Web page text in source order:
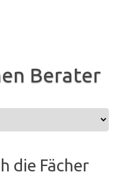
Berater
die Fächer